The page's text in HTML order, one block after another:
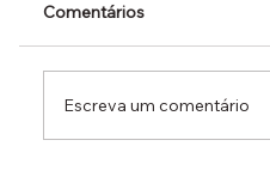
Comentários
Escreva um comentário